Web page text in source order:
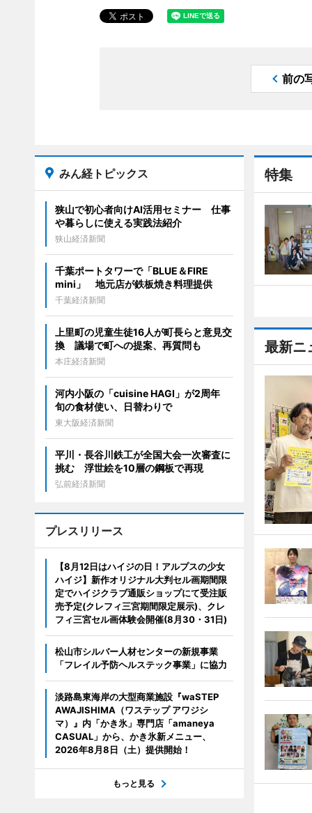
前の
特集
最新ニ
みん経トピックス
狭山で初心者向けAI活用セミナー 仕事
や暮らしに使える実践法紹介
狭山経済新聞
千葉ポートタワーで「BLUE＆FIRE
mini」 地元店が鉄板焼き料理提供
千葉経済新聞
上里町の児童生徒16人が町長らと意見交
換 議場で町への提案、再質問も
本庄経済新聞
河内小阪の「cuisine HAGI」が2周年
旬の食材使い、日替わりで
東大阪経済新聞
平川・長谷川鉄工が全国大会一次審査に
挑む 浮世絵を10層の鋼板で再現
弘前経済新聞
プレスリリース
【8月12日はハイジの日！アルプスの少女
ハイジ】新作オリジナル大判セル画期間限
定でハイジクラブ通販ショップにて受注販
売予定(クレフィ三宮期間限定展示)、クレ
フィ三宮セル画体験会開催(8月30・31日)
松山市シルバー人材センターの新規事業
「フレイル予防ヘルステック事業」に協力
淡路島東海岸の大型商業施設『waSTEP
AWAJISHIMA（ワステップ アワジシ
マ）』内「かき氷」専門店「amaneya
CASUAL」から、かき氷新メニュー、
2026年8月8日（土）提供開始！
もっと見る